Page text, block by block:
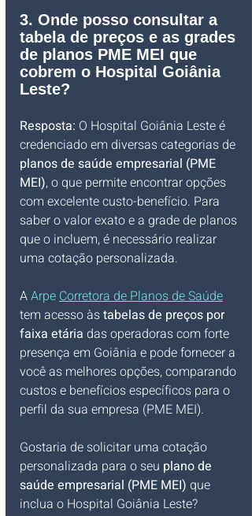
3. Onde posso consultar a
tabela de preços e as grades
de planos PME MEI que
cobrem o Hospital Goiânia
Leste?
Resposta: O Hospital Goiânia Leste é
credenciado em diversas categorias de
planos de saúde empresarial (PME
MEI), o que permite encontrar opções
com excelente custo-benefício. Para
saber o valor exato e a grade de planos
que o incluem, é necessário realizar
uma cotação personalizada.
A Arpe Corretora de Planos de Saúde
tem acesso às tabelas de preços por
faixa etária das operadoras com forte
presença em Goiânia e pode fornecer a
você as melhores opções, comparando
custos e benefícios específicos para o
perfil da sua empresa (PME MEI).
Gostaria de solicitar uma cotação
personalizada para o seu plano de
saúde empresarial (PME MEI) que
inclua o Hospital Goiânia Leste?